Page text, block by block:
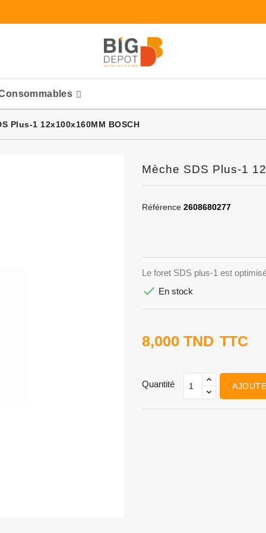
Plus-1 12x100x160MM BOSCH
Mèche SDS Plus-1
Référence 2608680277
Le foret SDS plus-1 est
 En stock
8,000 TND TTC
Quantité